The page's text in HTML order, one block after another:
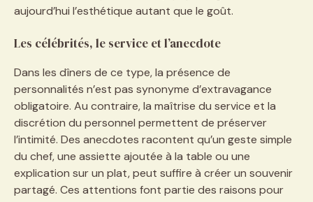
aujourd’hui l’esthétique autant que le goût.
Les célébrités, le service et l’anecdote
Dans les dîners de ce type, la présence de
personnalités n’est pas synonyme d’extravagance
obligatoire. Au contraire, la maîtrise du service et la
discrétion du personnel permettent de préserver
l’intimité. Des anecdotes racontent qu’un geste simple
du chef, une assiette ajoutée à la table ou une
explication sur un plat, peut suffire à créer un souvenir
partagé. Ces attentions font partie des raisons pour